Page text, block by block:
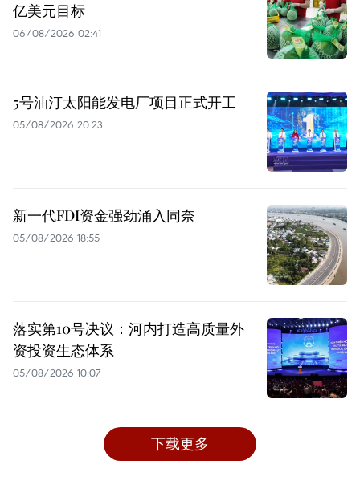
亿美元目标
06/08/2026 02:41
5号油汀太阳能发电厂项目正式开工
05/08/2026 20:23
新一代FDI资金强劲涌入同奈
05/08/2026 18:55
落实第10号决议：河内打造高质量外
资投资生态体系
05/08/2026 10:07
下载更多